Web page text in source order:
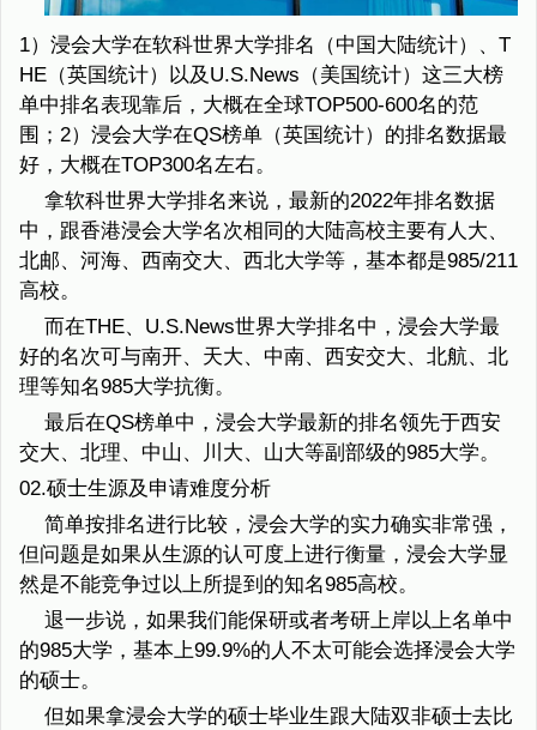
1）浸会大学在软科世界大学排名（中国大陆统计）、T
HE（英国统计）以及U.S.News（美国统计）这三大榜
单中排名表现靠后，大概在全球TOP500-600名的范
围；2）浸会大学在QS榜单（英国统计）的排名数据最
好，大概在TOP300名左右。
拿软科世界大学排名来说，最新的2022年排名数据
中，跟香港浸会大学名次相同的大陆高校主要有人大、
北邮、河海、西南交大、西北大学等，基本都是985/211
高校。
而在THE、U.S.News世界大学排名中，浸会大学最
好的名次可与南开、天大、中南、西安交大、北航、北
理等知名985大学抗衡。
最后在QS榜单中，浸会大学最新的排名领先于西安
交大、北理、中山、川大、山大等副部级的985大学。
02.硕士生源及申请难度分析
简单按排名进行比较，浸会大学的实力确实非常强，
但问题是如果从生源的认可度上进行衡量，浸会大学显
然是不能竞争过以上所提到的知名985高校。
退一步说，如果我们能保研或者考研上岸以上名单中
的985大学，基本上99.9%的人不太可能会选择浸会大学
的硕士。
但如果拿浸会大学的硕士毕业生跟大陆双非硕士去比